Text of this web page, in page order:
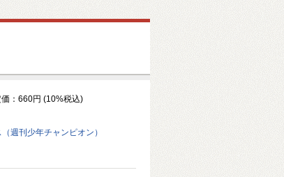
価：660円 (10%税込)
週刊少年チャンピオン）